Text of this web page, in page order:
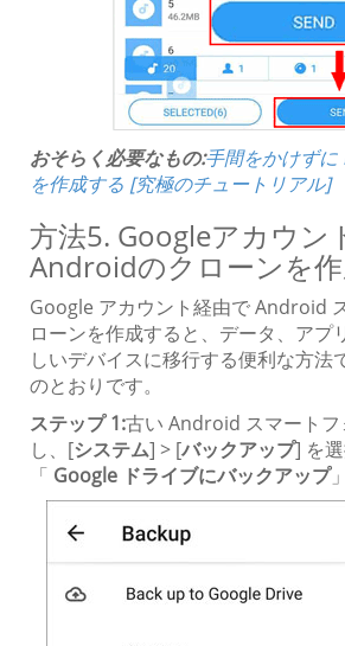
おそらく必要なもの:手間をかけず
を作成する [究極のチュートリアル]
方法5. Googleアカウン
Androidのクローンを
Google アカウント経由で Android
ローンを作成すると、データ、アプ
しいデバイスに移行する便利な方法
のとおりです。
ステップ 1:古い Android スマートフ
し、[システム] > [バックアップ] を
「 Google ドライブにバックアップ